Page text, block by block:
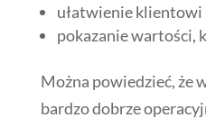
ułatwienie klientowi
pokazanie wartości,
Można powiedzieć, że
bardzo dobrze